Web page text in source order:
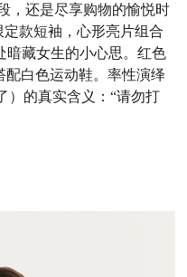
，还是尽享购物的愉悦时
定款短袖，心形亮片组合
暗藏女生的小心思。红色
配白色运动鞋。率性演绎
）的真实含义：“请勿打